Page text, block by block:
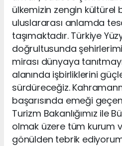
ülkemizin zengin kültürel
uluslararası anlamda
taşımaktadır. Türkiye
doğrultusunda
mirası dünyaya
alanında işbirliklerini
sürdüreceğiz.
başarısında emeği
Turizm Bakanlığımız ile
olmak üzere tüm kurum
gönülden tebrik